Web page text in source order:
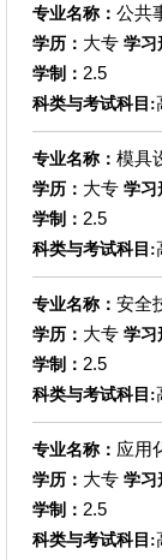
专业名称： 公共
学历： 大专 学习
学制： 2.5
科类与考试科目:
专业名称： 模具
学历： 大专 学习
学制： 2.5
科类与考试科目:
专业名称： 安全
学历： 大专 学习
学制： 2.5
科类与考试科目:
专业名称： 应用
学历： 大专 学习
学制： 2.5
科类与考试科目: